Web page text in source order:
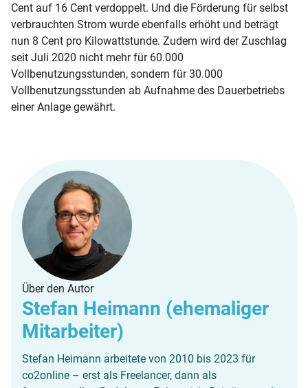
Cent auf 16 Cent verdoppelt. Und die Förderung für selbst
verbrauchten Strom wurde ebenfalls erhöht und beträgt
nun 8 Cent pro Kilowattstunde. Zudem wird der Zuschlag
seit Juli 2020 nicht mehr für 60.000
Vollbenutzungsstunden, sondern für 30.000
Vollbenutzungsstunden ab Aufnahme des Dauerbetriebs
einer Anlage gewährt.
Über den Autor
Stefan Heimann (ehemaliger
Mitarbeiter)
Stefan Heimann arbeitete von 2010 bis 2023 für
co2online – erst als Freelancer, dann als